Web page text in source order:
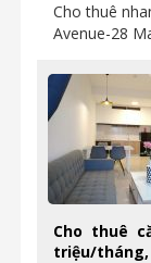
Cho thuê
Avenue-28
Cho thuê
triệu/tháng,